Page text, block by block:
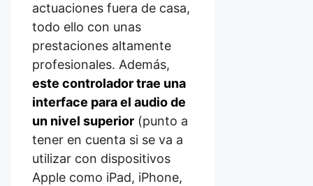
actuaciones fuera de casa,
todo ello con unas
prestaciones altamente
profesionales. Además,
este controlador trae una
interface para el audio de
un nivel superior (punto a
tener en cuenta si se va a
utilizar con dispositivos
Apple como iPad, iPhone,